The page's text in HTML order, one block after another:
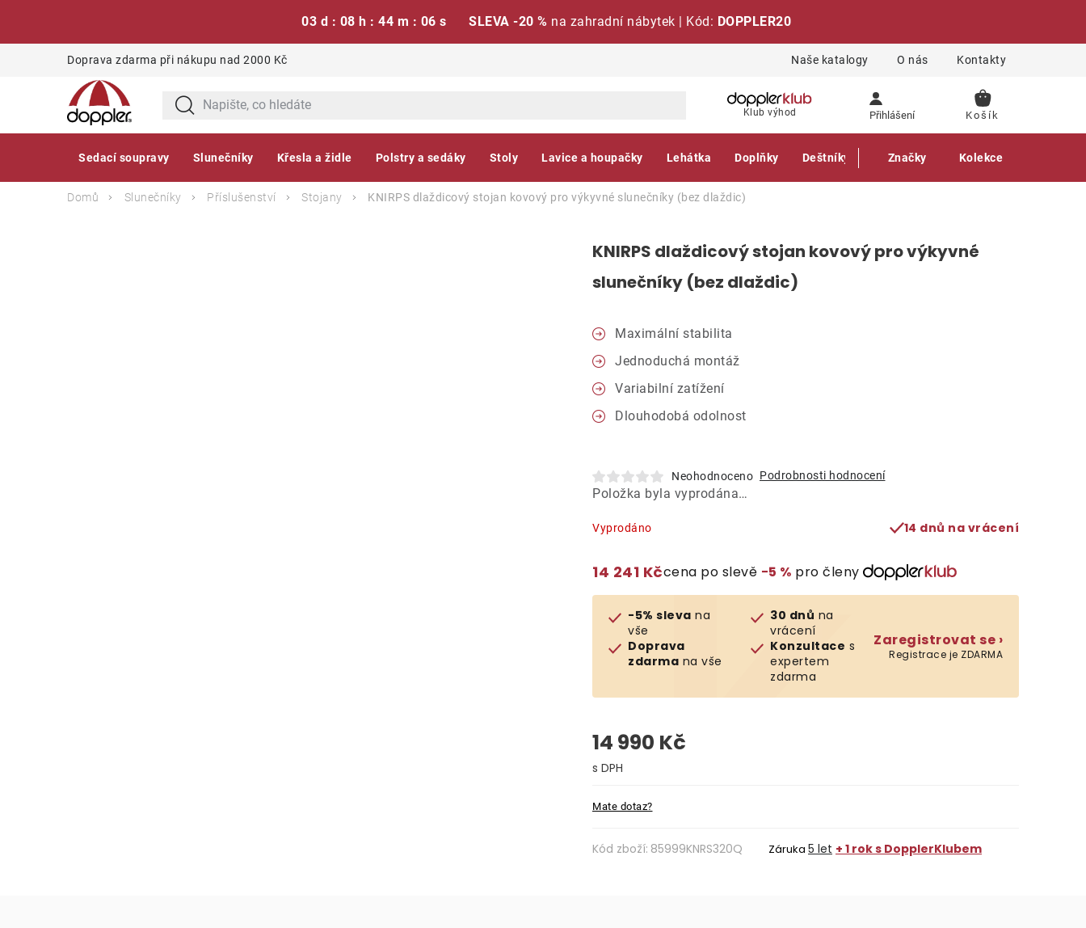
03 d : 08 h : 44 m : 05 s SLEVA -20 % na zahradní nábytek | Kód: DOPPLER20
Doprava zdarma při nákupu nad 2000 Kč Naše katalogy O nás Kontakty
Klub výhod Přihlášení
NÁKUPNÍ
Sedací soupravy Slunečníky Křesla a židle Polstry a sedáky Stoly Lavice a houpačky Lehátka Doplňky Deštníky Gastro produkty
Značky Kolekce
Domů Slunečníky Příslušenství Stojany KNIRPS dlaždicový stojan kovový pro výkyvné slunečníky (bez dlaždic)
KNIRPS dlaždicový stojan kovový pro výkyvné
slunečníky (bez dlaždic)
Maximální stabilita
Jednoduchá montáž
Variabilní zatížení
Dlouhodobá odolnost
Neohodnoceno Podrobnosti hodnocení
Položka byla vyprodána…
Vyprodáno 14 dnů na vrácení
14 241 Kčcena po slevě −5 % pro členy
-5% sleva na
vše
Doprava
zdarma na vše
30 dnů na
vrácení
Konzultace s
expertem
zdarma
Zaregistrovat se ›
Registrace je ZDARMA
14 990 Kč
Mate dotaz?
Kód zboží: 85999KNRS320Q Záruka 5 let + 1 rok s DopplerKlubem